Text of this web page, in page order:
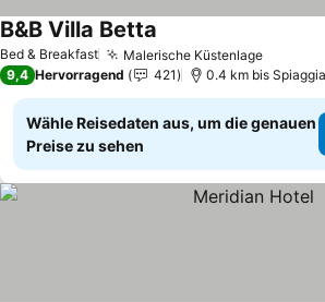
Bed & Breakfast Malerische KüstenlagePreise
B&B Villa Betta
9,4 Hervorragend 421 0.4 km bis
Wähle Reisedaten aus, um die genauen
Preise zu sehen